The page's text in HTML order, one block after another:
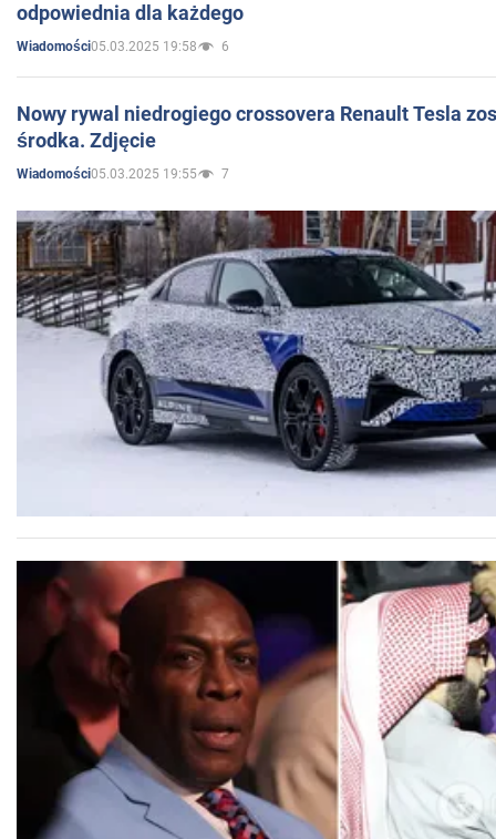
odpowiednia dla każdego
Wiadomości05.03.2025 19:58 6
Nowy rywal niedrogiego crossovera Renault Tesla
środka. Zdjęcie
Wiadomości05.03.2025 19:55 7